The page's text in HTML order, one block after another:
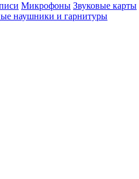
Микрофоны Звуковые карты
наушники и гарнитуры